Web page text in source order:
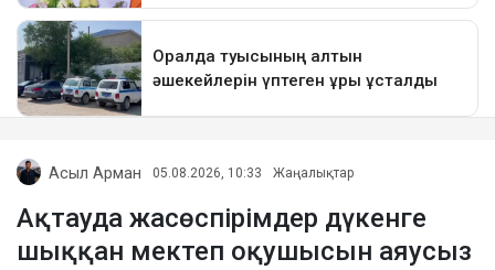
Асыл Арман 05.08.2026, 10:33 Жаңалықтар
Ақтауда жасөспірімдер дүкенге
шыққан мектеп оқушысын аяусыз